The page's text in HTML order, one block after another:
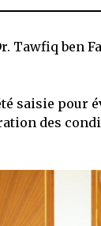
Tawfiq ben
saisie pour
des